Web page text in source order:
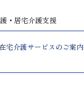
・居宅介護支援
宅介護サービスのご案内